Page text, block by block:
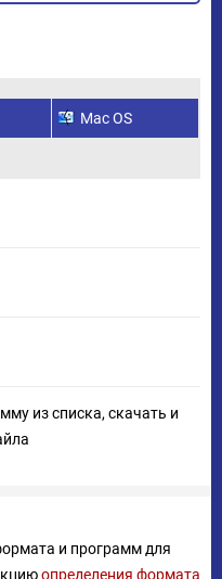
Mac OS
из списка, скачать и
и программ для
определения формата